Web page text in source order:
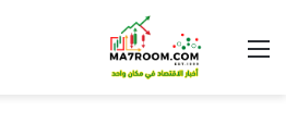
القائمة